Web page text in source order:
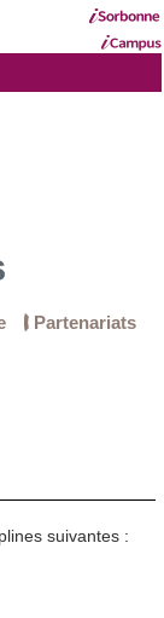
Partenariats
suivantes :